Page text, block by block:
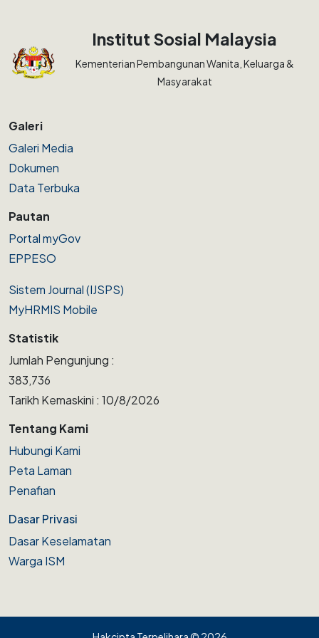
Institut Sosial Malaysia
Kementerian Pembangunan Wanita, Keluarga &
Masyarakat
Galeri
Galeri Media
Dokumen
Data Terbuka
Pautan
Portal myGov
EPPESO
Sistem Journal (IJSPS)
MyHRMIS Mobile
Statistik
Jumlah Pengunjung :
383,736
Tarikh Kemaskini : 10/8/2026
Tentang Kami
Hubungi Kami
Peta Laman
Penafian
Dasar Privasi
Dasar Keselamatan
Warga ISM